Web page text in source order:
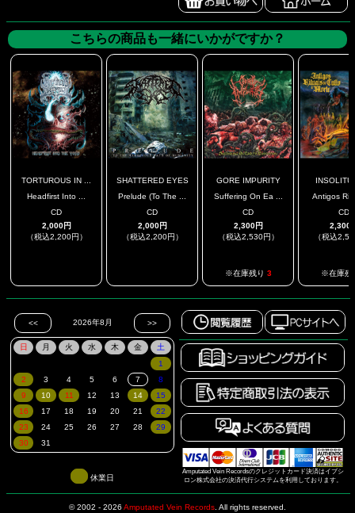
こちらの商品も一緒にいかがですか？
TORTUROUS IN ...
Headfirst Into ...
CD
2,000円
（税込2,200円）
SHATTERED EYES
Prelude (To The ...
CD
2,000円
（税込2,200円）
GORE IMPURITY
Suffering On Ea ...
CD
2,300円
（税込2,530円）
※在庫残り 3
Antigos
CD
2,300
（税込
※在庫残
Amputated Vein Recordsのクレジットカード決済はイプシ
ロン株式会社の決済代行システムを利用しております。
休業日
© 2002 - 2026 Amputated Vein Records All rights reserved.